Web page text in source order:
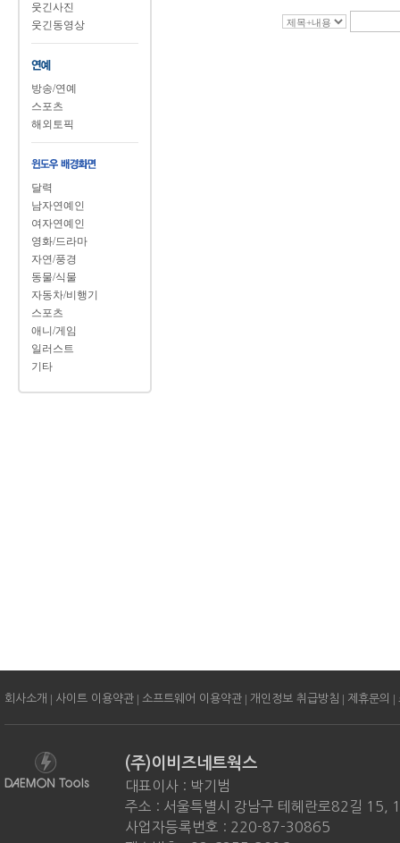
웃긴사진
웃긴동영상
방송/연예
스포츠
해외토픽
달력
남자연예인
여자연예인
영화/드라마
자연/풍경
동물/식물
자동차/비행기
스포츠
애니/게임
일러스트
기타
회사소개 | 사이트 이용약관 | 소프트웨어 이용약관 | 개인정보 취급방침 | 제휴문의 |
(주)이비즈네트웍스
대표이사 : 박기범
주소 : 서울특별시 강남구 테헤란로82길 15,
사업자등록번호 : 220-87-30865